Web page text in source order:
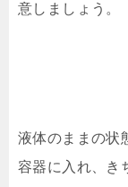
意しましょう。
液体のままの状
容器に入れ、き